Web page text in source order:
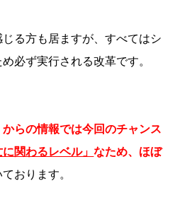
る方も居ますが、すべてはシ
必ず実行される改革です。
らの情報では今回のチャンス
に関わるレベル」なため、ほぼ
おります。